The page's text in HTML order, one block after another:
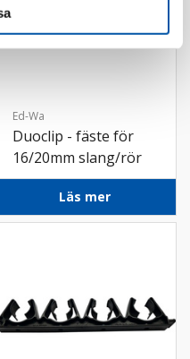
Ed-Wa
Duoclip - fäste för
16/20mm slang/rör
20-pack
Läs mer